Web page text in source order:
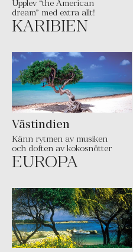
Upplev “the American
dream” med extra allt!
KARIBIEN
Västindien
Känn rytmen av musiken
och doften av kokosnötter
EUROPA